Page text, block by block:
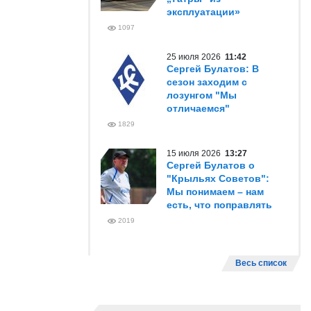
эксплуатации»
1097
25 июля 2026 11:42
Сергей Булатов: В
сезон заходим с
лозунгом "Мы
отличаемся"
1829
15 июля 2026 13:27
Сергей Булатов о
"Крыльях Советов":
Мы понимаем – нам
есть, что поправлять
2019
Весь список